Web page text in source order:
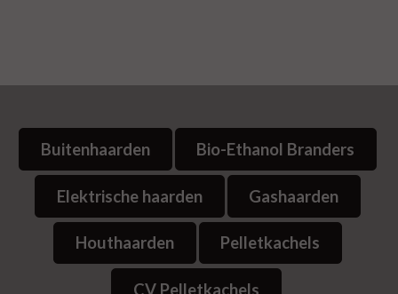
Buitenhaarden Bio-Ethanol Branders
Elektrische haarden Gashaarden
Houthaarden Pelletkachels
CV Pelletkachels